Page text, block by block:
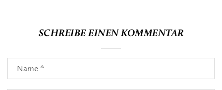
SCHREIBE EINEN KOMMENTAR